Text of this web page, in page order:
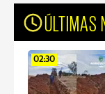
ÚLTIMAS
02:30